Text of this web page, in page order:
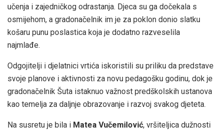
učenja i zajedničkog odrastanja. Djeca su ga dočekala s
osmijehom, a gradonačelnik im je za poklon donio slatku
košaru punu poslastica koja je dodatno razveselila
najmlađe.
Odgojitelji i djelatnici vrtića iskoristili su priliku da predstave
svoje planove i aktivnosti za novu pedagošku godinu, dok je
gradonačelnik Šuta istaknuo važnost predškolskih ustanova
kao temelja za daljnje obrazovanje i razvoj svakog djeteta.
Na susretu je bila i Matea Vučemilović, vršiteljica dužnosti